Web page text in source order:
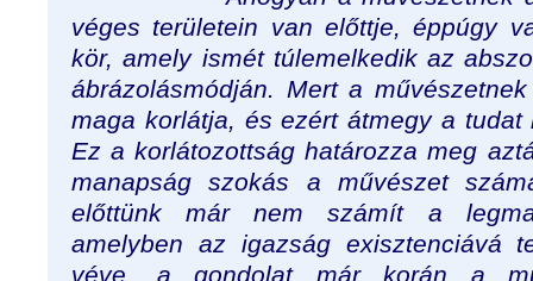
véges területein van előttje, éppúgy
kör, amely ismét túlemelkedik az
ábrázolásmódján. Mert a
maga korlátja, és ezért átmegy a tudat
Ez a korlátozottság határozza meg
manapság szokás a művészet
előttünk már nem számít a
amelyben az igazság exisztenciává
véve, a gondolat már korán a